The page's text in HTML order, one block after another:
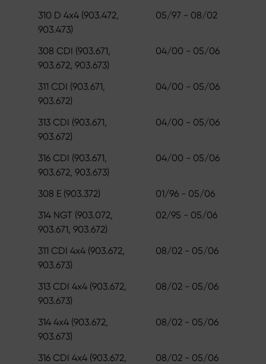
310 D 4x4 (903.472,
903.473)
05/97 - 08/02
308 CDI (903.671,
903.672, 903.673)
04/00 - 05/06
311 CDI (903.671,
903.672)
04/00 - 05/06
313 CDI (903.671,
903.672)
04/00 - 05/06
316 CDI (903.671,
903.672, 903.673)
04/00 - 05/06
308 E (903.372)
01/96 - 05/06
314 NGT (903.072,
903.671, 903.672)
02/95 - 05/06
311 CDI 4x4 (903.672,
903.673)
08/02 - 05/06
313 CDI 4x4 (903.672,
903.673)
08/02 - 05/06
314 4x4 (903.672,
903.673)
08/02 - 05/06
316 CDI 4x4 (903.672,
08/02 - 05/06